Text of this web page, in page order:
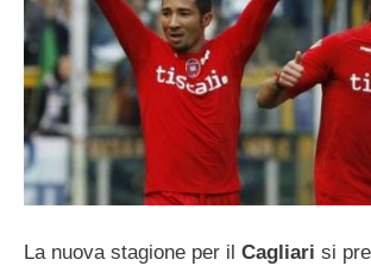
La nuova stagione per il Cagliari si